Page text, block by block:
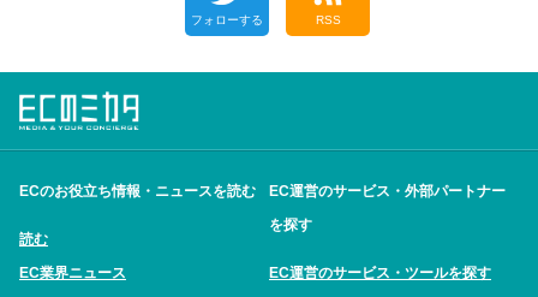
フォローする RSS
ECのお役立ち情報・ニュースを読む
読む
EC業界ニュース
EC運営のサービス・外部パートナー
を探す
EC運営のサービス・ツールを探す